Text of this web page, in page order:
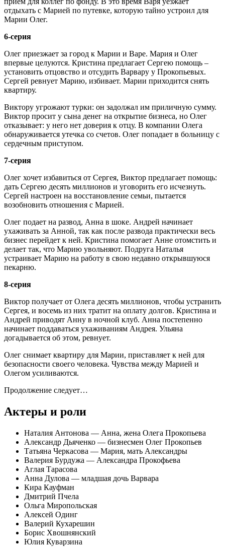
отдыхать с Марией по путевке, которую тайно устроил для
Марии Олег.
6-серия
Олег приезжает за город к Марии и Варе. Мария и Олег
впервые целуются. Кристина предлагает Сергею помощь –
установить отцовство и отсудить Варвару у Прокопьевых.
Сергей ревнует Марию, избивает. Марии приходится снять
квартиру.
Виктору угрожают турки: он задолжал им приличную сумму.
Виктор просит у сына денег на открытие бизнеса, но Олег
отказывает: у него нет доверия к отцу. В компании Олега
обнаруживается утечка со счетов. Олег попадает в больницу с
сердечным приступом.
7-серия
Олег хочет избавиться от Сергея, Виктор предлагает помощь:
дать Сергею десять миллионов и уговорить его исчезнуть.
Сергей настроен на восстановление семьи, пытается
возобновить отношения с Марией.
Олег подает на развод, Анна в шоке. Андрей начинает
ухаживать за Анной, так как после развода практически весь
бизнес перейдет к ней. Кристина помогает Анне отомстить и
делает так, что Марию увольняют. Подруга Наталья
устраивает Марию на работу в свою недавно открывшуюся
пекарню.
8-серия
Виктор получает от Олега десять миллионов, чтобы устранить
Сергея, и восемь из них тратит на оплату долгов. Кристина и
Андрей приводят Анну в ночной клуб. Анна постепенно
начинает поддаваться ухаживаниям Андрея. Ульяна
догадывается об этом, ревнует.
Олег снимает квартиру для Марии, приставляет к ней для
безопасности своего человека. Чувства между Марией и
Олегом усиливаются.
Продолжение следует…
Актеры и роли
Наталия Антонова — Анна, жена Олега Прокопьева
Александр Дьяченко — бизнесмен Олег Прокопьев
Татьяна Черкасова — Мария, мать Александры
Валерия Бурдужа — Александра Прокофьева
Аглая Тарасова
Анна Дулова — младшая дочь Варвара
Кира Кауфман
Дмитрий Пчела
Ольга Миропольская
Алексей Одинг
Валерий Кухарешин
Борис Хвошнянский
Юлия Куварзина